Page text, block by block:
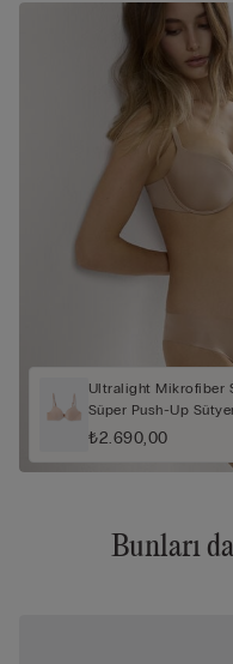
Ultralight Mikrofiber
Süper Push-Up
₺2.690,00
Bunları